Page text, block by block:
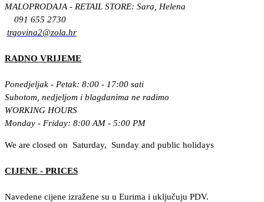
MALOPRODAJA - RETAIL STORE: Sara, Helena
091 655 2730
trgovina2@zola.hr
RADNO VRIJEME
Ponedjeljak - Petak: 8:00 - 17:00 sati
Subotom, nedjeljom i blagdanima ne radimo
WORKING HOURS
Monday - Friday: 8:00 AM - 5:00 PM
We are closed on Saturday, Sunday and public holidays
CIJENE - PRICES
Navedene cijene izražene su u Eurima i uključuju PDV.